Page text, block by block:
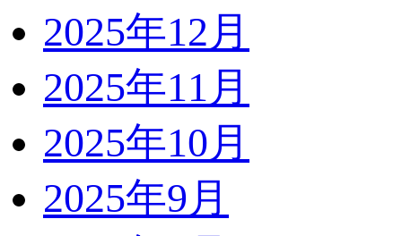
2025年12月
2025年11月
2025年10月
2025年9月